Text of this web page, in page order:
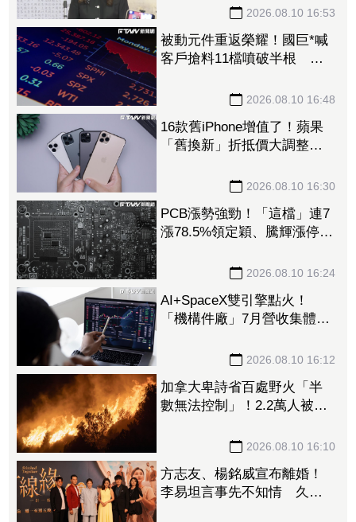
2026.08.10 16:53
被動元件重返榮耀！國巨*喊
客戶搶料11檔噴破半根
2026.08.10 16:48
16款舊iPhone增值了！蘋果
「舊換新」折抵價大調整
2026.08.10 16:30
PCB漲勢強勁！「這檔」連7
漲78.5%領定穎、騰輝漲停
2026.08.10 16:24
AI+SpaceX雙引擎點火！
「機構件廠」7月營收集體狂
2026.08.10 16:12
加拿大卑詩省百處野火「半
數無法控制」！2.2萬人被迫
2026.08.10 16:10
方志友、楊銘威宣布離婚！
李易坦言事先不知情 久違